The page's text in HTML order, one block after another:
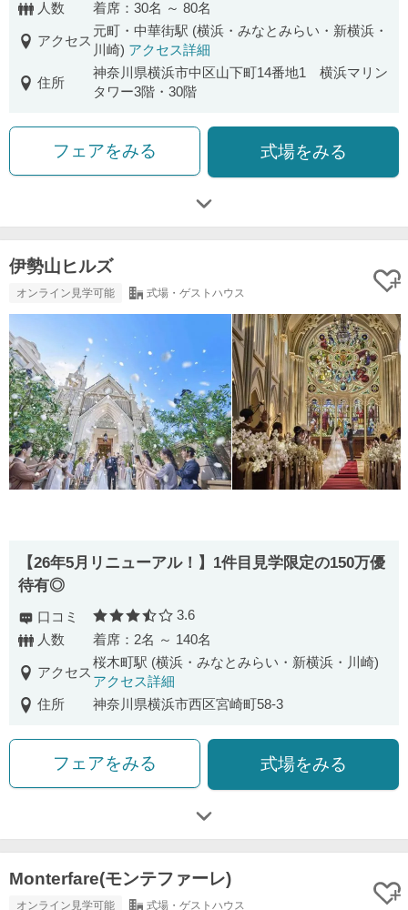
人数
着席：30名 ～ 80名
アクセス
元町・中華街駅 (横浜・みなとみらい・新横浜・
川崎) アクセス詳細
住所
神奈川県横浜市中区山下町14番地1 横浜マリン
タワー3階・30階
フェアをみる 式場をみる
伊勢山ヒルズ
オンライン見学可能 式場・ゲストハウス
【26年5月リニューアル！】1件目見学限定の150万優
待有◎
口コミ 口コミ評価
3.6
人数
着席：2名 ～ 140名
アクセス
桜木町駅 (横浜・みなとみらい・新横浜・川崎)
アクセス詳細
住所
神奈川県横浜市西区宮崎町58-3
フェアをみる 式場をみる
Monterfare(モンテファーレ)
オンライン見学可能 式場・ゲストハウス